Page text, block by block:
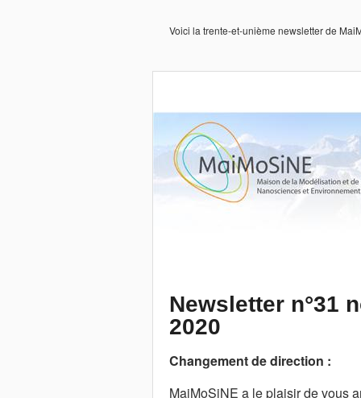
Voici la trente-et-unième newsletter de
Newsletter n°31
2020
Changement de direction :
MaiMoSiNE a le plaisir de vous